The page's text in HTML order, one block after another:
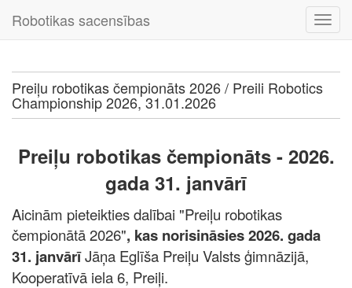
Robotikas sacensības
Preiļu robotikas čempionāts 2026 / Preili Robotics
Championship 2026, 31.01.2026
Preiļu robotikas čempionāts - 2026.
gada 31. janvārī
Aicinām pieteikties dalībai "Preiļu robotikas
čempionātā 2026", kas norisināsies 2026. gada
31. janvārīJāņa Eglīša Preiļu Valsts ģimnāzijā,
Kooperatīvā iela 6, Preiļi.